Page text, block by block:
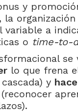
y
a
o time-to-
se
lo que frena
y